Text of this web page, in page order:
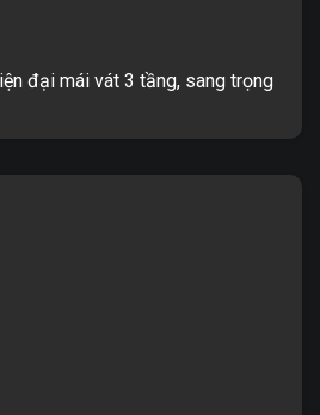
đại mái vát 3 tầng, sang trọng